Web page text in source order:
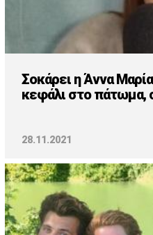
Σοκάρει η Άννα
κεφάλι στο πάτωμα,
28.11.2021